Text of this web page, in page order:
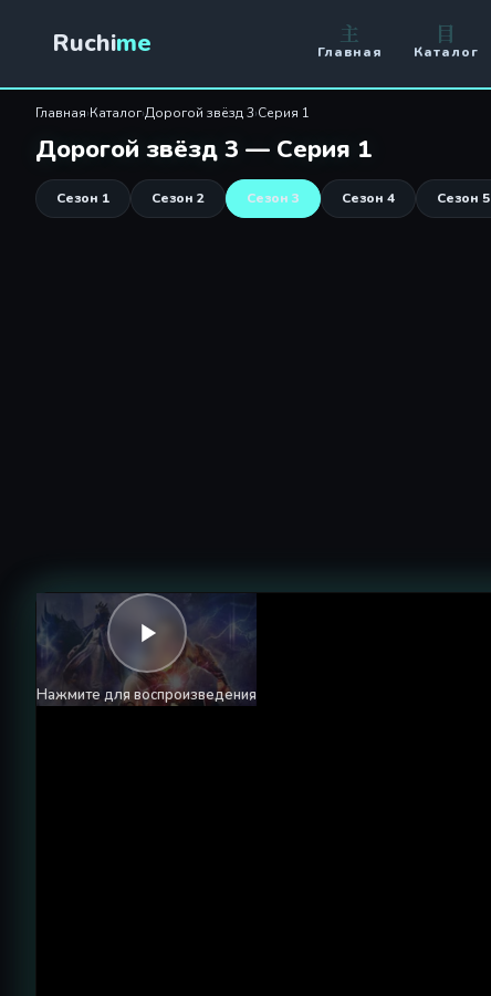
Дорогой звёзд 3 — Серия 1
Ruchime 主
Главная
目
Каталог
Главная›Каталог›Дорогой звёзд 3›Серия 1
Дорогой звёзд 3 — Серия 1
Сезон 1 Сезон 2 Сезон 3 Сезон 4 Сезон 5
Нажмите для воспроизведения